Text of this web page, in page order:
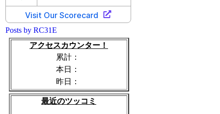
Posts by RC31E
アクセスカウンター！
累計：
本日：
昨日：
最近のツッコミ